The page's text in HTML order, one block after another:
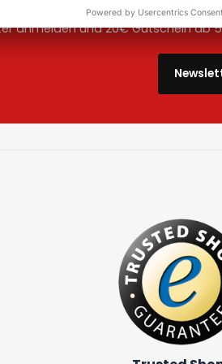
anmelden und 20€ Gutschein ab